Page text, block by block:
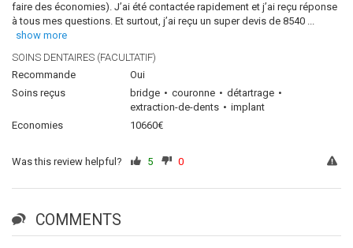
faire des économies). J’ai été contactée rapidement et j’ai reçu réponse
à tous mes questions. Et surtout, j’ai reçu un super devis de 8540 ...
show more
SOINS DENTAIRES (FACULTATIF)
Recommande
Oui
Soins reçus
bridge couronne
détartrage
extraction-de-dents
implant
Economies
10660€
Was this review helpful? 5 0
COMMENTS